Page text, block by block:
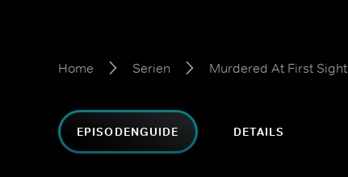
Home Serien Murdered At First Sight
EPISODENGUIDE DETAILS